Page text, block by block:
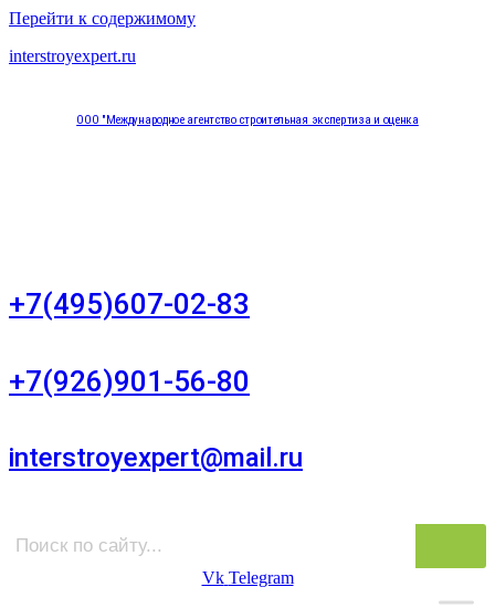
Перейти к содержимому
interstroyexpert.ru
ООО "Международное агентство строительная экспертиза и оценка
+7(495)607-02-83
+7(926)901-56-80
interstroyexpert@mail.ru
Vk Telegram